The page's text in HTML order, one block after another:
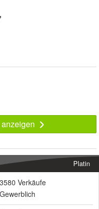
Platin
3580 Verkäufe
Gewerblich